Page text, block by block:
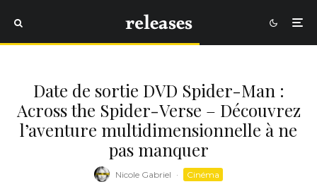
Date de sortie DVD Spider-Man :
Across the Spider-Verse – Découvrez
l’aventure multidimensionnelle à ne
pas manquer
Nicole Gabriel · Cinéma